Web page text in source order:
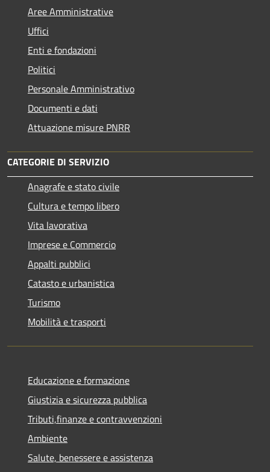
Aree Amministrative
Uffici
Enti e fondazioni
Politici
Personale Amministrativo
Documenti e dati
Attuazione misure PNRR
CATEGORIE DI SERVIZIO
Anagrafe e stato civile
Cultura e tempo libero
Vita lavorativa
Imprese e Commercio
Appalti pubblici
Catasto e urbanistica
Turismo
Mobilità e trasporti
Educazione e formazione
Giustizia e sicurezza pubblica
Tributi,finanze e contravvenzioni
Ambiente
Salute, benessere e assistenza